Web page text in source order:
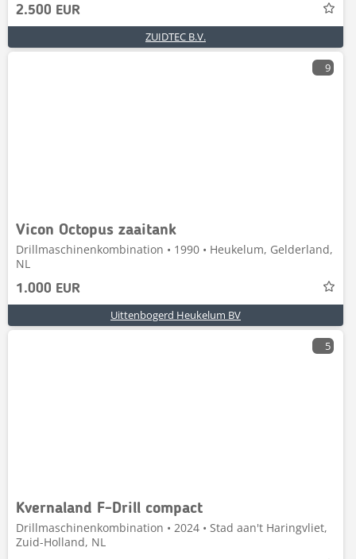
2.500 EUR
ZUIDTEC B.V.
9
Vicon Octopus zaaitank
Drillmaschinenkombination • 1990 • Heukelum, Gelderland,
NL
1.000 EUR
Uittenbogerd Heukelum BV
5
Kvernaland F-Drill compact
Drillmaschinenkombination • 2024 • Stad aan't Haringvliet,
Zuid-Holland, NL